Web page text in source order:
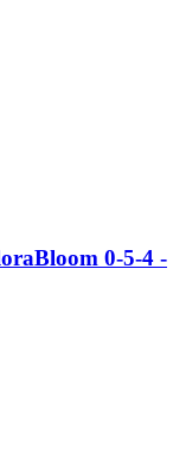
0-5-4 -